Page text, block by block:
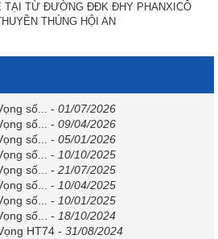
TẠI TỪ ĐƯỜNG ĐĐK ĐHY PHANXICÔ
THÚNG HỘI AN
số... - 01/07/2026
số...
- 09/04/2026
số...
- 05/01/2026
số...
- 10/10/2025
số...
- 21/07/2025
số...
- 10/04/2025
số...
- 10/01/2025
số...
- 18/10/2024
HT74 - 31/08/2024